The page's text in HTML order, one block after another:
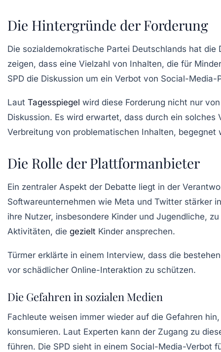
Die Hintergründe der Forderung
Die sozialdemokratische Partei Deutschlands hat die
zeigen, dass eine Vielzahl von Inhalten, die für
SPD die Diskussion um ein Verbot von Social-
Laut Tagesspiegel wird diese Forderung nicht nur
Diskussion. Es wird erwartet, dass durch ein
Verbreitung von problematischen Inhalten, begegnet
Die Rolle der Plattformanbieter
Ein zentraler Aspekt der Debatte liegt in der
Softwareunternehmen wie Meta und Twitter stärker
ihre Nutzer, insbesondere Kinder und Jugendliche,
Aktivitäten, die gezielt Kinder ansprechen.
Türmer erklärte in einem Interview, dass die
vor schädlicher Online-Interaktion zu schützen.
Die Gefahren in sozialen Medien
Fachleute weisen immer wieder auf die Gefahren
konsumieren. Laut Experten kann der Zugang zu
führen. Die SPD sieht in einem Social-Media-Verbot